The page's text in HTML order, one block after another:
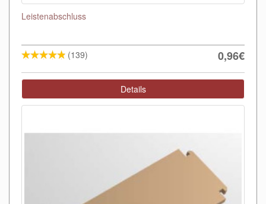
Leistenabschluss
(139) 0,96€
Details